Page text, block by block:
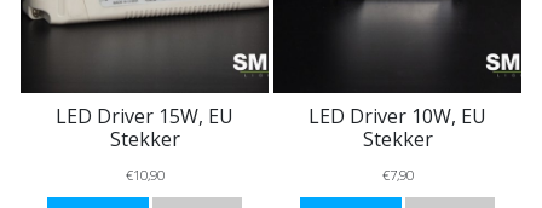
LED Driver 15W, EU
Stekker
€10,90
LED Driver 10W, EU
Stekker
€7,90